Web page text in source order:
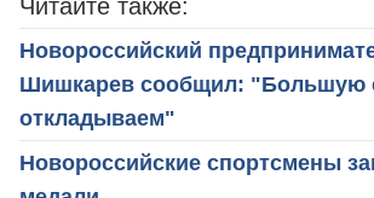
Читайте также:
Новороссийский
Шишкарев сообщил: "Большую
откладываем"
Новороссийские спортсмены